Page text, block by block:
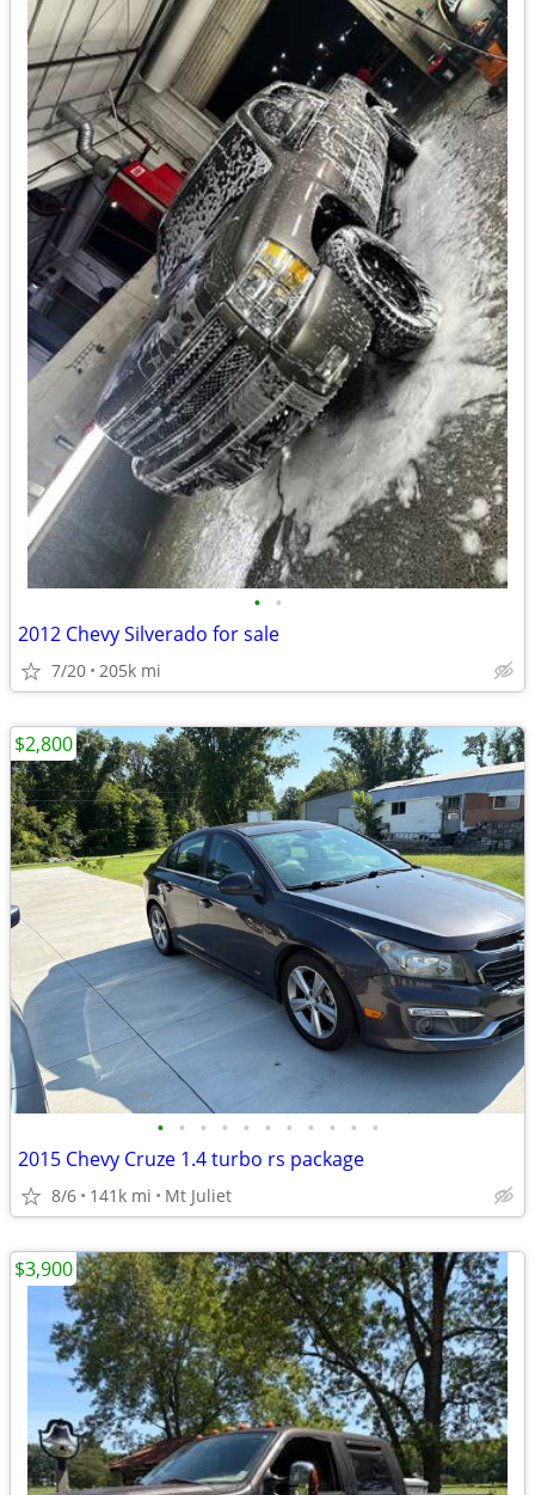
• •
2012 Chevy Silverado for sale
7/20 205k mi
• • • • • • • • • • •
2015 Chevy Cruze 1.4 turbo rs package
8/6 141k mi Mt Juliet
$2,800
$3,900